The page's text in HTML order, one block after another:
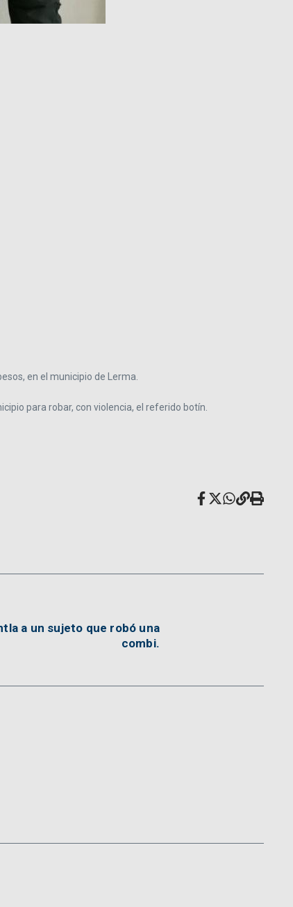
en el municipio de Lerma.
para robar, con violencia, el referido botín.
a un sujeto que robó una
combi.